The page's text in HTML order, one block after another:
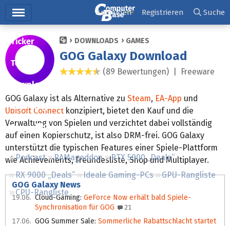
Ticker
Tests
Downloads
Preisvergleich
Forum
Podcast RAMageddon
RTX 5000 „Deals“
RX 9000 „Deals“
Ideale Gaming-PCs
GPU-Rangliste
CPU-Rangliste
Anmelden Registrieren Suche
DOWNLOADS GAMES
GOG Galaxy Download
4,5 Sterne
(89 Bewertungen) | Freeware
GOG Galaxy ist als Alternative zu Steam, EA-App und
Ubisoft Connect konzipiert, bietet den Kauf und die
Verwaltung von Spielen und verzichtet dabei vollständig
auf einen Kopierschutz, ist also DRM-frei. GOG Galaxy
unterstützt die typischen Features einer Spiele-Plattform
wie Achievements, Freundesliste, Shop und Multiplayer.
GOG Galaxy News
19.06. Cloud-Gaming: GeForce Now erhält bald Spiele-
Synchronisation für GOG
21
17.06. GOG Summer Sale: Sommerliche Rabattschlacht startet